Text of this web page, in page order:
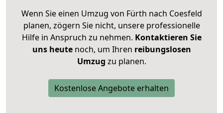
Wenn Sie einen Umzug von Fürth nach Coesfeld
planen, zögern Sie nicht, unsere professionelle
Hilfe in Anspruch zu nehmen. Kontaktieren Sie
uns heutenoch, um Ihren reibungslosen
Umzug zu planen.
Kostenlose Angebote erhalten